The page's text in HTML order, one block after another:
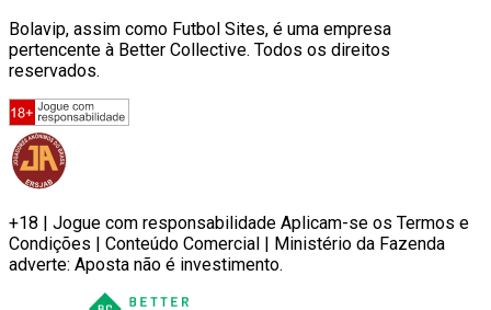
Bolavip, assim como Futbol Sites, é uma empresa
pertencente à Better Collective. Todos os direitos
reservados.
+18 | Jogue com responsabilidade Aplicam-se os Termos e
Condições | Conteúdo Comercial | Ministério da Fazenda
adverte: Aposta não é investimento.